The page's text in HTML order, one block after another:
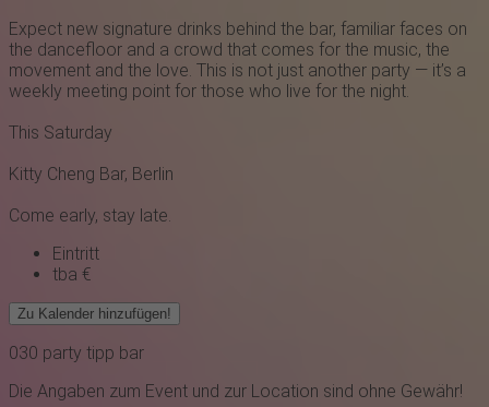
Expect new signature drinks behind the bar, familiar faces on
the dancefloor and a crowd that comes for the music, the
movement and the love. This is not just another party — it’s a
weekly meeting point for those who live for the night.
This Saturday
Kitty Cheng Bar, Berlin
Come early, stay late.
Eintritt
tba €
Zu Kalender hinzufügen!
030 party tipp bar
Die Angaben zum Event und zur Location sind ohne Gewähr!